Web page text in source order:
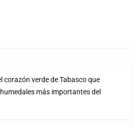
corazón verde de Tabasco que
más importantes del